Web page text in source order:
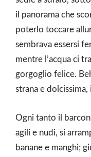
il panorama che
poterlo toccare
sembrava essersi
mentre l’acqua ci
gorgoglio felice.
strana e
Ogni tanto il
agili e nudi, si
banane e manghi;